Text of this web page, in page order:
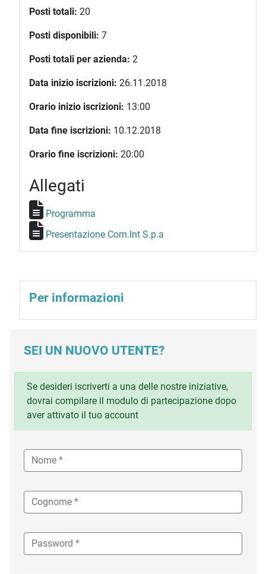
Posti totali: 20
Posti disponibili: 7
Posti totali per azienda: 2
Data inizio iscrizioni: 26.11.2018
Orario inizio iscrizioni: 13:00
Data fine iscrizioni: 10.12.2018
Orario fine iscrizioni: 20:00
Allegati
Programma
Presentazione Com.Int S.p.a
Per informazioni
SEI UN NUOVO UTENTE?
Se desideri iscriverti a una delle nostre iniziative,
dovrai compilare il modulo di partecipazione dopo
aver attivato il tuo account